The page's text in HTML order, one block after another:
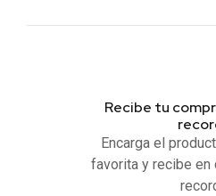
Recibe tu
Encarga el
favorita y recibe en